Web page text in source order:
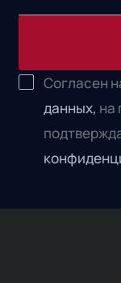
Согласен
данных, на